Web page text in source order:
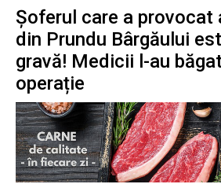
Șoferul care a provocat
din Prundu Bârgăului
gravă! Medicii l-au
operație